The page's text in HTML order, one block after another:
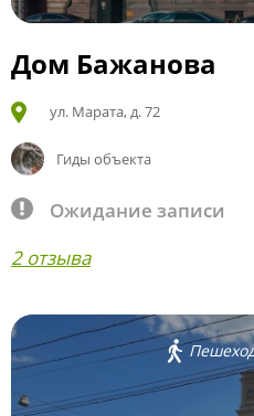
Дом Бажанова
ул. Марата, д. 72
Гиды объекта
Ожидание записи
2 отзыва